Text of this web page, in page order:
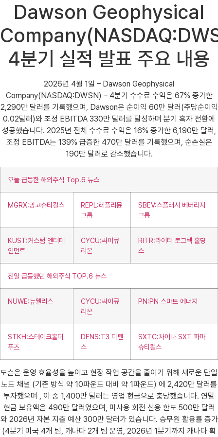
Dawson Geophysical
4분기 실적 발표 주요 내용
2026년 4월 1일 – Dawson Geophysical
Company(NASDAQ:DWSN) – 4분기 수수료 수익은 67% 증가한
2,290만 달러를 기록했으며, Dawson은 순이익 60만 달러(주당순이익
0.02달러)와 조정 EBITDA 330만 달러를 달성하며 분기 흑자 전환에
성공했습니다. 2025년 전체 수수료 수익은 16% 증가한 6,190만 달러,
조정 EBITDA는 139% 급증한 470만 달러를 기록했으며, 순손실은
190만 달러로 감소했습니다.
오늘 급등한 해외주식 Top.6 뉴스
MGRX:망고슈티컬스
REPL:레플리뮨
그룹
SBEV:스플래시 베버리지
그룹
KUST:커스텀 엔터테
인먼트
CYCU:싸이큐
리온
RITR:라이터 로그텍 홀딩
스
전일 급등했던 해외주식 TOP.6 뉴스
NUWE:뉴웰리스
CYCU:싸이큐
리온
PN:PN 스마트 에너지
STKH:스테이크홀더
푸즈
DFNS:T3 디펜
스
SXTC:차이나 SXT 파마
슈티컬스
도슨은 운영 효율성을 높이고 현장 작업 공간을 줄이기 위해 새로운 단일
노드 채널 (기존 방식 약 10파운드 대비 약 1파운드) 에 2,420만 달러를
투자했으며 , 이 중 1,400만 달러는 영업 현금으로 충당했습니다. 연말
현금 보유액은 490만 달러였으며, 미사용 회전 신용 한도 500만 달러
와 2026년 자본 지출 예산 300만 달러가 있습니다. 승무원 활용률 증가
(4분기 미국 4개 팀, 캐나다 2개 팀 운영, 2026년 1분기까지 캐나다 확